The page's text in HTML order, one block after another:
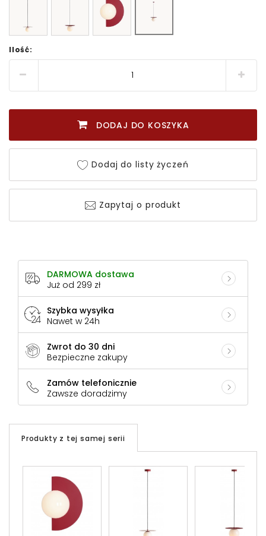
Ilość:
DODAJ DO KOSZYKA
Dodaj do listy życzeń
Zapytaj o produkt
DARMOWA dostawa
Już od 299 zł
Szybka wysyłka
Nawet w 24h
Zwrot do 30 dni
Bezpieczne zakupy
Zamów telefonicznie
Zawsze doradzimy
Produkty z tej samej serii